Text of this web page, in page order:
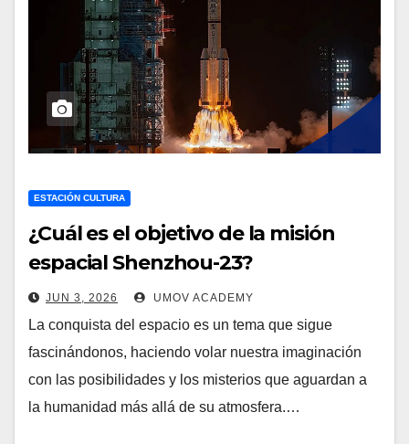
ESTACIÓN CULTURA
¿Cuál es el objetivo de la misión
espacial Shenzhou-23?
JUN 3, 2026 UMOV ACADEMY
La conquista del espacio es un tema que sigue
fascinándonos, haciendo volar nuestra imaginación
con las posibilidades y los misterios que aguardan a
la humanidad más allá de su atmosfera.…